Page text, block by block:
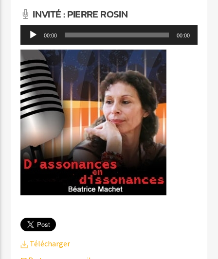
INVITÉ : PIERRE ROSIN
Lecteur
audio
00:00 00:00
Télécharger